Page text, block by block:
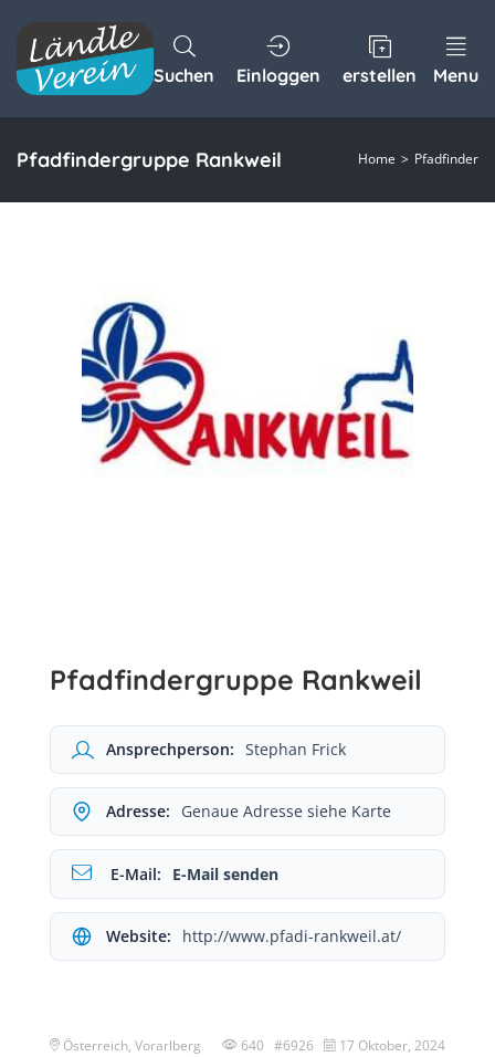
Suchen Einloggen erstellen Menu
Pfadfindergruppe Rankweil Home Pfadfinder
Pfadfindergruppe Rankweil
Ansprechperson: Stephan Frick
Adresse: Genaue Adresse siehe Karte
E-Mail: E-Mail senden
Website: http://www.pfadi-rankweil.at/
Österreich, Vorarlberg 640 #6926 17 Oktober, 2024